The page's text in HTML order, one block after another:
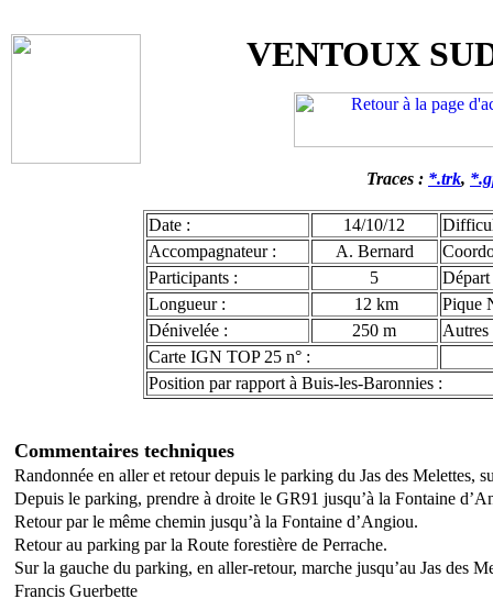
VENTOUX
Traces : *.trk,
Date : 14/10/12
Accompagnateur :
A. Bernard
Participants :
5
Départ
Longueur :
12 km
Pique
Dénivelée :
250 m
Autres
Carte IGN TOP 25 n° :
Position par rapport à Buis-les-Baronnies :
Commentaires techniques
Randonnée en aller et retour depuis le parking du Jas des
Depuis le parking, prendre à droite le GR91 jusqu’à la Fontaine
Retour par le même chemin jusqu’à la Fontaine d’Angiou.
Retour au parking par la Route forestière de Perrache.
Sur la gauche du parking, en aller-retour, marche jusqu’au Jas des
Francis Guerbette